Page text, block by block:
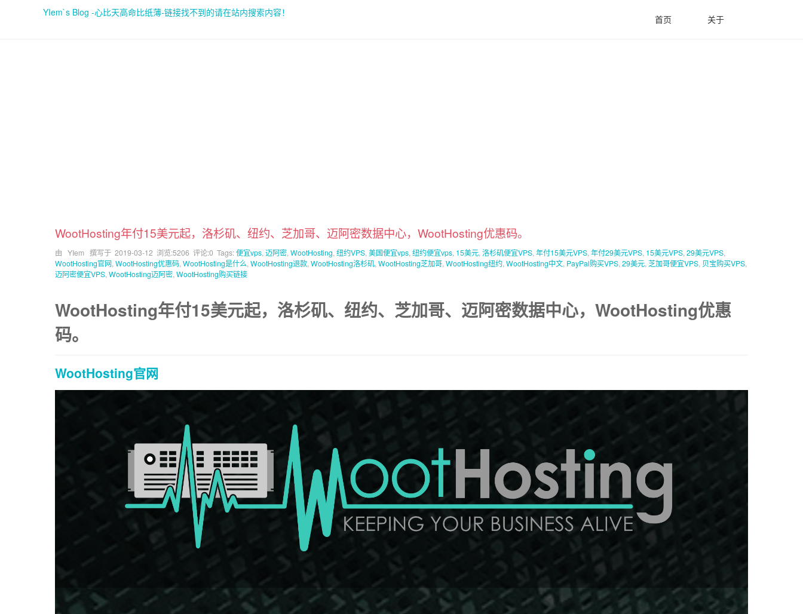
YIem`s Blog -心比天高命比纸薄-链接找不到的请在站内搜索内容！
首页 关于
WootHosting年付15美元起，洛杉矶、纽约、芝加哥、迈阿密数据中心，WootHosting优惠码。
由 YIem 撰写于 2019-03-12 浏览:5206 评论:0 Tags:便宜vps, 迈阿密, WootHosting, 纽约VPS, 美国便宜vps, 纽约便宜vps, 15美元, 洛杉矶便宜VPS, 年付15美元VPS, 年付29美元VPS, 15美元VPS, 29美元VPS,
WootHosting官网, WootHosting优惠码, WootHosting是什么, WootHosting退款, WootHosting洛杉矶, WootHosting芝加哥, WootHosting纽约, WootHosting中文, PayPal购买VPS, 29美元, 芝加哥便宜VPS, 贝宝购买VPS,
迈阿密便宜VPS, WootHosting迈阿密, WootHosting购买链接
WootHosting年付15美元起，洛杉矶、纽约、芝加哥、迈阿密数据中心，WootHosting优惠
码。
WootHosting官网